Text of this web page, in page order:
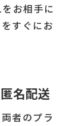
お相手に
すぐにお
名配送
者のプラ